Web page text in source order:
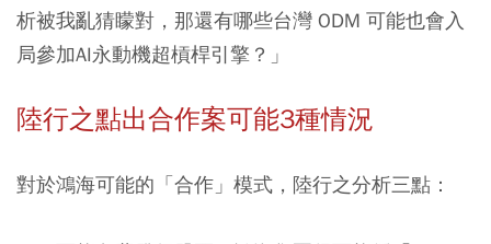
析被我亂猜矇對，那還有哪些台灣 ODM 可能也會入
局參加AI永動機超槓桿引擎？」
陸行之點出合作案可能3種情況
對於鴻海可能的「合作」模式，陸行之分析三點：